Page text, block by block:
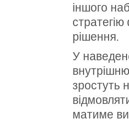
іншого
рішення.
У
зростуть
матиме